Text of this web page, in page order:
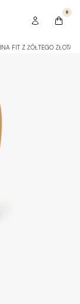
0
FIT Z ŻÓŁTEGO ZŁOTA